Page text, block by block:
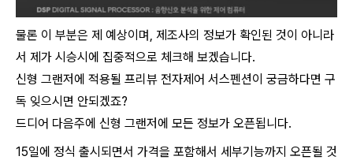
물론 이 부분은 제 예상이며, 제조사의 정보가 확인된 것이 아니라
서 제가 시승시에 집중적으로 체크해 보겠습니다.
신형 그랜저에 적용될 프리뷰 전자제어 서스펜션이 궁금하다면 구
독 잊으시면 안되겠죠?
드디어 ​다음주에 신형 그랜저에 모든 정보가 오픈됩니다.
15일에 정식 출시되면서 가격을 포함해서 세부기능까지 오픈될 것